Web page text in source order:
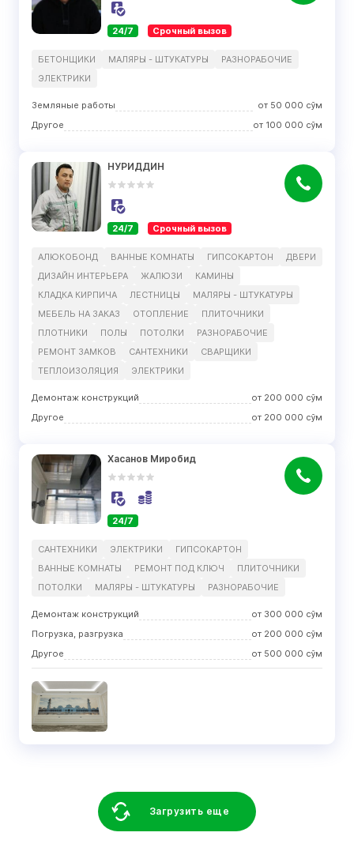
24/7 Срочный вызов
БЕТОНЩИКИ МАЛЯРЫ - ШТУКАТУРЫ
РАЗНОРАБОЧИЕ
ЭЛЕКТРИКИ
Земляные работы от 50 000 сўм
Другое
от 100 000 сўм
НУРИДДИН
24/7 Срочный вызов
АЛЮКОБОНД ВАННЫЕ КОМНАТЫ ГИПСОКАРТОН
ДВЕРИ
ДИЗАЙН ИНТЕРЬЕРА
ЖАЛЮЗИ
КАМИНЫ
КЛАДКА КИРПИЧА
ЛЕСТНИЦЫ
МАЛЯРЫ - ШТУКАТУРЫ
МЕБЕЛЬ НА ЗАКАЗ
ОТОПЛЕНИЕ
ПЛИТОЧНИКИ
ПЛОТНИКИ
ПОЛЫ ПОТОЛКИ
РАЗНОРАБОЧИЕ
РЕМОНТ ЗАМКОВ
САНТЕХНИКИ
СВАРЩИКИ
ТЕПЛОИЗОЛЯЦИЯ
ЭЛЕКТРИКИ
Демонтаж конструкций от 200 000 сўм
Другое
от 200 000 сўм
Хасанов Миробид
24/7
САНТЕХНИКИ ЭЛЕКТРИКИ
ГИПСОКАРТОН
ВАННЫЕ КОМНАТЫ
РЕМОНТ ПОД КЛЮЧ
ПЛИТОЧНИКИ
ПОТОЛКИ
МАЛЯРЫ - ШТУКАТУРЫ РАЗНОРАБОЧИЕ
Демонтаж конструкций от 300 000 сўм
Погрузка, разгрузка
от 200 000 сўм
Другое
от 500 000 сўм
Загрузить еще